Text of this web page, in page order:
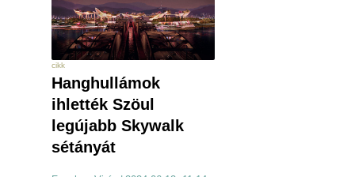
cikk
Hanghullámok
ihlették Szöul
legújabb Skywalk
sétányát